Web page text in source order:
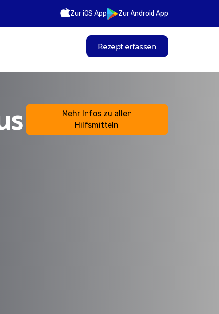
Zur iOS App Zur Android App
Rezept erfassen
Mehr Infos zu allen
Hilfsmitteln